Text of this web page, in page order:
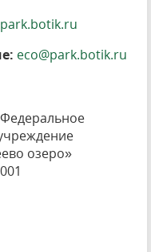
eco@park.botik.ru
озеро»